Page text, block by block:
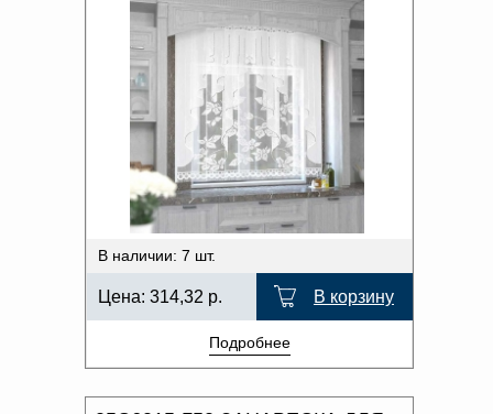
В наличии: 7 шт.
Цена: 314,32 р. В корзину
Подробнее